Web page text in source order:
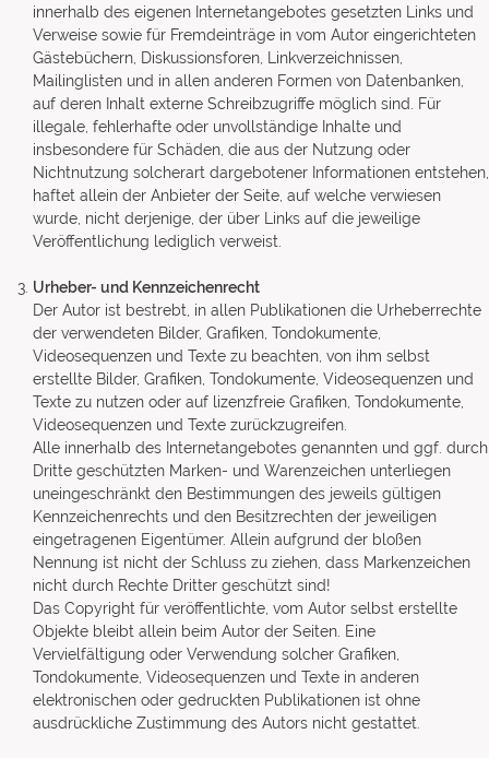
innerhalb des eigenen Internetangebotes gesetzten Links und
Verweise sowie für Fremdeinträge in vom Autor eingerichteten
Gästebüchern, Diskussionsforen, Linkverzeichnissen,
Mailinglisten und in allen anderen Formen von Datenbanken,
auf deren Inhalt externe Schreibzugriffe möglich sind. Für
illegale, fehlerhafte oder unvollständige Inhalte und
insbesondere für Schäden, die aus der Nutzung oder
Nichtnutzung solcherart dargebotener Informationen entstehen,
haftet allein der Anbieter der Seite, auf welche verwiesen
wurde, nicht derjenige, der über Links auf die jeweilige
Veröffentlichung lediglich verweist.
Urheber- und Kennzeichenrecht
Der Autor ist bestrebt, in allen Publikationen die Urheberrechte
der verwendeten Bilder, Grafiken, Tondokumente,
Videosequenzen und Texte zu beachten, von ihm selbst
erstellte Bilder, Grafiken, Tondokumente, Videosequenzen und
Texte zu nutzen oder auf lizenzfreie Grafiken, Tondokumente,
Videosequenzen und Texte zurückzugreifen.
Alle innerhalb des Internetangebotes genannten und ggf. durch
Dritte geschützten Marken- und Warenzeichen unterliegen
uneingeschränkt den Bestimmungen des jeweils gültigen
Kennzeichenrechts und den Besitzrechten der jeweiligen
eingetragenen Eigentümer. Allein aufgrund der bloßen
Nennung ist nicht der Schluss zu ziehen, dass Markenzeichen
nicht durch Rechte Dritter geschützt sind!
Das Copyright für veröffentlichte, vom Autor selbst erstellte
Objekte bleibt allein beim Autor der Seiten. Eine
Vervielfältigung oder Verwendung solcher Grafiken,
Tondokumente, Videosequenzen und Texte in anderen
elektronischen oder gedruckten Publikationen ist ohne
ausdrückliche Zustimmung des Autors nicht gestattet.